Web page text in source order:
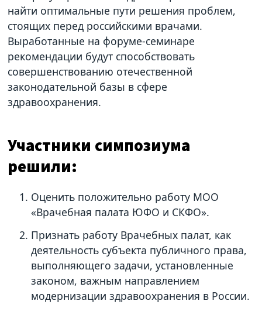
найти оптимальные пути решения проблем,
стоящих перед российскими врачами.
Выработанные на форуме-семинаре
рекомендации будут способствовать
совершенствованию отечественной
законодательной базы в сфере
здравоохранения.
Участники симпозиума
решили:
Оценить положительно работу МОО
«Врачебная палата ЮФО и СКФО».
Признать работу Врачебных палат, как
деятельность субъекта публичного права,
выполняющего задачи, установленные
законом, важным направлением
модернизации здравоохранения в России.